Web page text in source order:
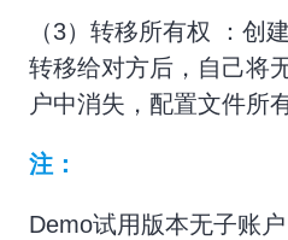
（3）转移所有权 ：创
转移给对方后，自己将
户中消失，配置文件所
注：
Demo试用版本无子账